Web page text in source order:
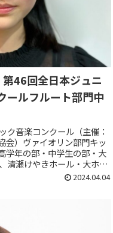
46回全日本ジュニ
ールフルート部門中
ク音楽コンクール（主催：
）ヴァイオリン部門キッ
学年の部・中学生の部・大
清瀬けやきホール・大ホー
2024.04.04